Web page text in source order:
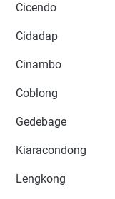
Cicendo
Cidadap
Cinambo
Coblong
Gedebage
Kiaracondong
Lengkong